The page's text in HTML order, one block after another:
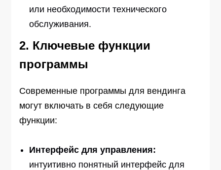
или необходимости технического
обслуживания.
2. Ключевые функции
программы
Современные программы для вендинга
могут включать в себя следующие
функции:
Интерфейс для управления:
интуитивно понятный интерфейс для